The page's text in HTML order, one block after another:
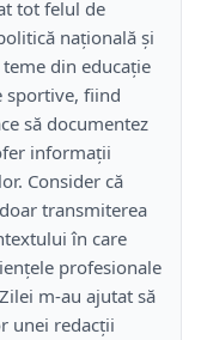
tot felul de
națională și
din educație
sportive, fiind
să documentez
informații
Consider că
transmiterea
în care
profesionale
m-au ajutat să
unei redacții